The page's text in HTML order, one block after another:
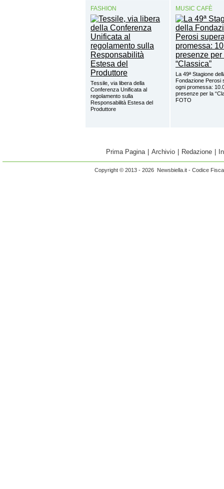
FASHION
Tessile, via libera della
Conferenza Unificata al
regolamento sulla
Responsabilità Estesa del
Produttore
MUSIC CAFÈ
La 49ª Stagione
Fondazione Perosi
ogni promessa:
presenze per la
FOTO
Prima Pagina Archivio Redazione
Copyright © 2013 - 2026 Newsbiella.it - Codice